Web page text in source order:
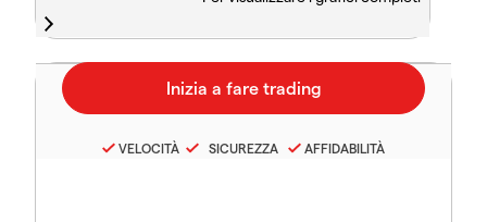
VELOCITÀ SICUREZZA AFFIDABILITÀ